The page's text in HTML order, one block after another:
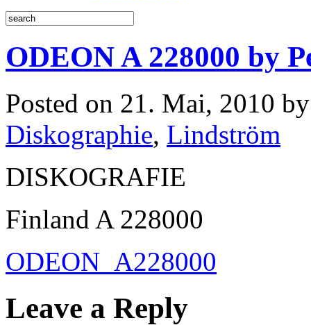
ODEON A 228000 by
Posted on 21. Mai, 2010
Diskographie, Lindström
DISKOGRAFIE
Finland A 228000
ODEON_A228000
Leave a Reply